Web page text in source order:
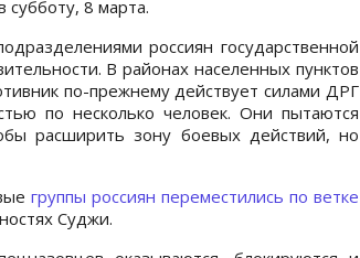
8 марта.
россиян государственной
В районах населенных пунктов
по-прежнему действует силами ДРГ
по несколько человек. Они пытаются
расширить зону боевых действий, но
группы россиян переместились по ветке
Суджи.